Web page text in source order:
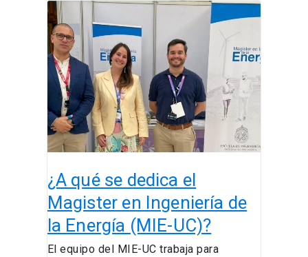
¿A qué se dedica el
Magister en Ingeniería de
la Energía (MIE-UC)?
El equipo del MIE-UC trabaja para
¿A
qué
se
dedica
el
Magister
en
Ingeniería
de
Energía
(MIE-
UC)?